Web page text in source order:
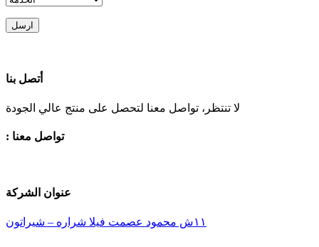
ارسل
أتصل بنا
لا تنتظر، تواصل معنا لتحصل على منتج عالي الجودة
: تواصل معنا
عنوان الشركة
١١ش محمود عصمت فيلا شراره – شيراتون